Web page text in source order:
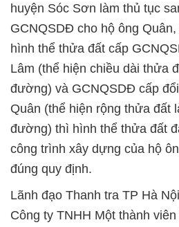
huyện Sóc Sơn làm thủ tục
GCNQSDĐ cho hộ ông
hình thể thửa đất cấp
Lâm (thể hiện chiều dài thửa
đường) và GCNQSDĐ cấp
Quân (thể hiện rộng thửa đất
đường) thì hình thể thửa đất
công trình xây dựng của hộ
đúng quy định.
Lãnh đạo Thanh tra TP Hà
Công ty TNHH Một thành